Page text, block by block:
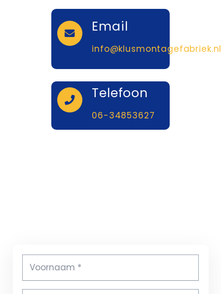
Email
Telefoon
06-34853627